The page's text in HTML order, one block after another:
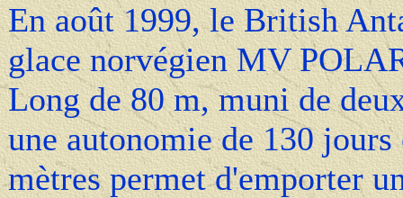
En août 1999, le British
glace norvégien MV
Long de 80 m, muni de
une autonomie de 130
mètres permet d'emporter